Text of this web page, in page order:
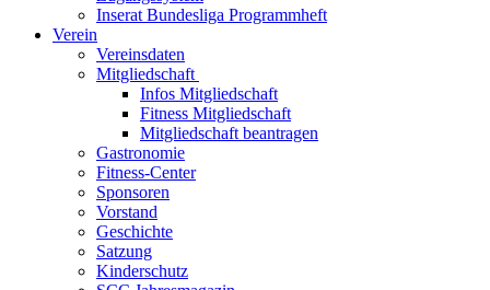
Inserat Bundesliga Programmheft
Verein
Vereinsdaten
Mitgliedschaft
Infos Mitgliedschaft
Fitness Mitgliedschaft
Mitgliedschaft beantragen
Gastronomie
Fitness-Center
Sponsoren
Vorstand
Geschichte
Satzung
Kinderschutz